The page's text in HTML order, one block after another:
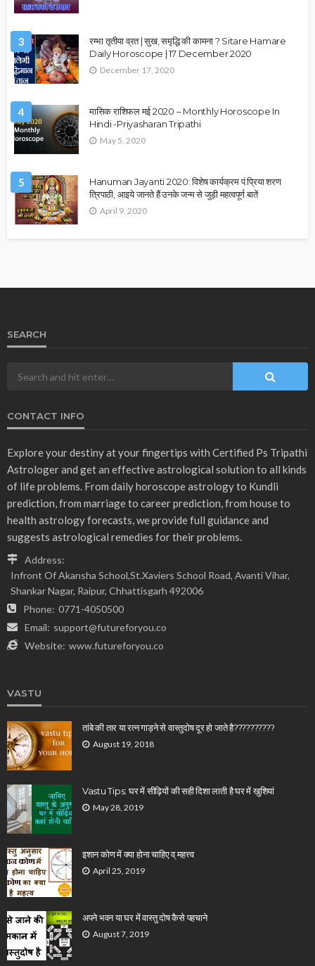
3
रम्भा तृतीया व्रत | सुख, समृद्धि की कामना ? Sitare Hamare
Daily Horoscope | 17 December 2020
December 17, 2020
4
मासिक राशिफल मई 2020 – Monthly Horoscope In
Hindi -Priyasharan Tripathi
May 5, 2020
5
Hanuman Jayanti 2020: विशेष कार्यक्रम पं.प्रिया शरण
त्रिपाठी, आइये जानते हैं उनके जन्म से जुड़ी महत्वपूर्ण बातें
April 9, 2020
SEARCH
CONTACT INFO
Explore your destiny at your fingertips with Certified Ps Tripathi
Astrologer and get an effective astrological solution to all kinds
of life problems. From daily horoscope astrology to Kundli
prediction, from marriage to career prediction, from house to
health astrology forecasts, we provide full guidance and
suggests astrological remedies for their problems.
Address:
Infront Of Akansha School,St.Xaviers School Road, Avanti Vihar,
Shankar Nagar, Raipur, Chhattisgarh 492006
Phone: 0771-4050500
Email: support@futureforyou.co
Website: www.futureforyou.co
VASTU
तांबे की तार या रत्न गाड़ने से वास्तुदोष दूर हो जाते है??????????
August 19, 2018
Vastu Tips: घर में सीढ़ियों की सही दिशा लाती है घर में खुशियां
May 28, 2019
इशान कोण में क्या होना चाहिए व् महत्त्व
April 25, 2019
अपने भवन या घर में वास्तु दोष कैसे पहचाने
August 7, 2019